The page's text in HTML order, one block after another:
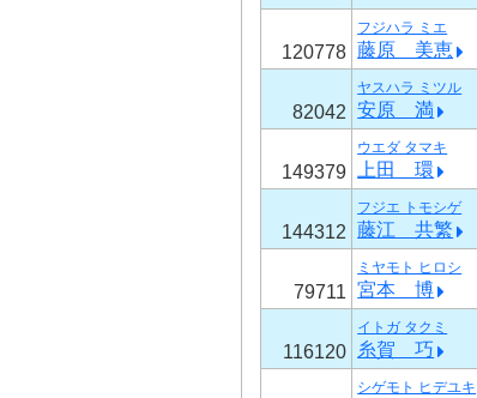
120778
フジハラ ミエ
藤原 美恵
82042
ヤスハラ ミツル
安原 満
149379
ウエダ タマキ
上田 環
144312
フジエ トモシゲ
藤江 共繁
79711
ミヤモト ヒロシ
宮本 博
116120
イトガ タクミ
糸賀 巧
シゲモト ヒデユキ